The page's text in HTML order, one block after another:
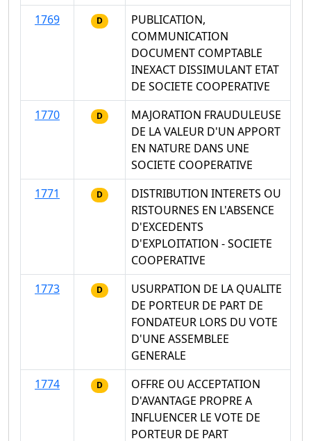
1769
D
PUBLICATION,
COMMUNICATION
DOCUMENT COMPTABLE
INEXACT DISSIMULANT ETAT
DE SOCIETE COOPERATIVE
1770
D
MAJORATION FRAUDULEUSE
DE LA VALEUR D'UN APPORT
EN NATURE DANS UNE
SOCIETE COOPERATIVE
1771
D
DISTRIBUTION INTERETS OU
RISTOURNES EN L'ABSENCE
D'EXCEDENTS
D'EXPLOITATION - SOCIETE
COOPERATIVE
1773
D
USURPATION DE LA QUALITE
DE PORTEUR DE PART DE
FONDATEUR LORS DU VOTE
D'UNE ASSEMBLEE
GENERALE
1774
D
OFFRE OU ACCEPTATION
D'AVANTAGE PROPRE A
INFLUENCER LE VOTE DE
PORTEUR DE PART